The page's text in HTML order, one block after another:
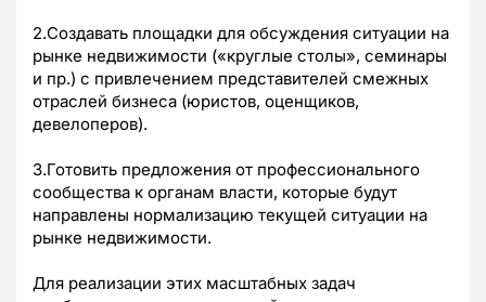
2.Создавать площадки для обсуждения ситуации на
рынке недвижимости («круглые столы», семинары
и пр.) с привлечением представителей смежных
отраслей бизнеса (юристов, оценщиков,
девелоперов).
3.Готовить предложения от профессионального
сообщества к органам власти, которые будут
направлены нормализацию текущей ситуации на
рынке недвижимости.
Для реализации этих масштабных задач